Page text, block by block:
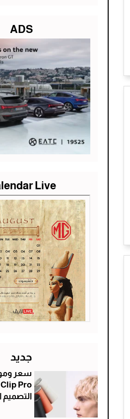
ADS
Live
جديد
التصميم